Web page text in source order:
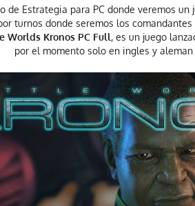
de Estrategia para PC donde veremos
turnos donde seremos los
Worlds Kronos PC Full, es un juego
por el momento solo en ingles y